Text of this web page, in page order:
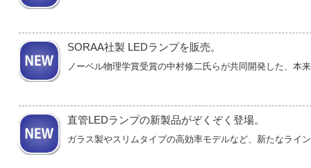
SORAA社製 LEDランプを販売。
ノーベル物理学賞受賞の中村修二氏らが共同開発した、本
直管LEDランプの新製品がぞくぞく登場。
ガラス製やスリムタイプの高効率モデルなど、新たなライ